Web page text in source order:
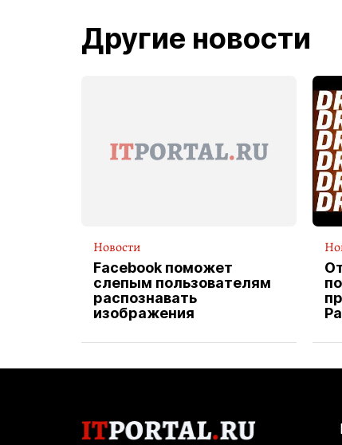
Другие новости
Новости
Facebook поможет
слепым пользователям
распознавать
изображения